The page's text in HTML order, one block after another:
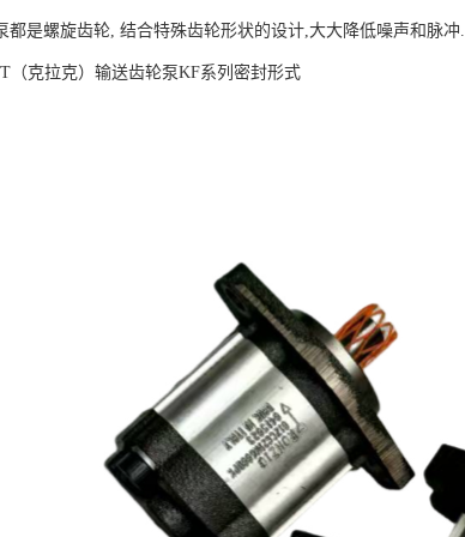
都是螺旋齿轮, 结合特殊齿轮形状的设计,大大降低噪声和脉冲.
（克拉克）输送齿轮泵KF系列密封形式